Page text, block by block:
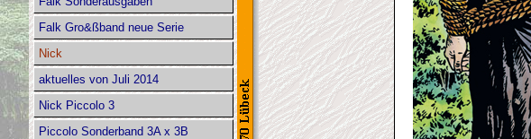
Falk Gro&ßband neue Serie
Nick
aktuelles von Juli 2014
Nick Piccolo 3
Piccolo Sonderband 3A x 3B